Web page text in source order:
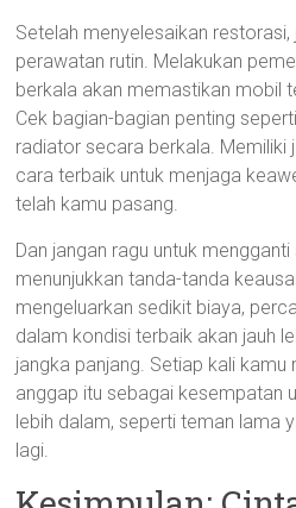
Setelah menyelesaikan
perawatan rutin. Melakukan
berkala akan memastikan mobil
Cek bagian-bagian penting
radiator secara berkala. Memiliki
cara terbaik untuk menjaga
telah kamu pasang.
Dan jangan ragu untuk
menunjukkan tanda-tanda
mengeluarkan sedikit biaya,
dalam kondisi terbaik akan jauh
jangka panjang. Setiap kali kamu
anggap itu sebagai kesempatan
lebih dalam, seperti teman lama
lagi.